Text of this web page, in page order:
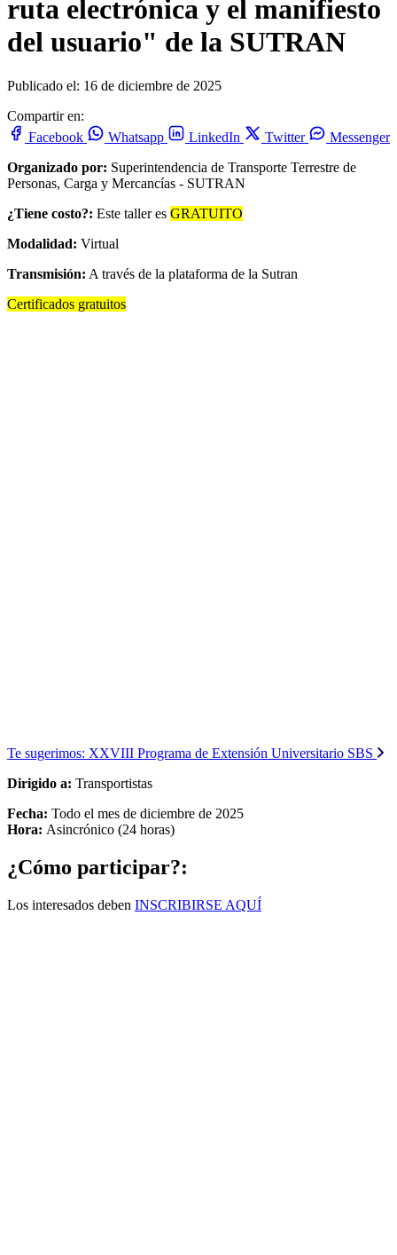
ruta electrónica y el manifiesto
del usuario" de la SUTRAN
Publicado el: 16 de diciembre de 2025
Compartir en:
Facebook
Whatsapp LinkedIn Twitter
Messenger
Organizado por: Superintendencia de Transporte Terrestre de
Personas, Carga y Mercancías - SUTRAN
¿Tiene costo?: Este taller es GRATUITO
Modalidad: Virtual
Transmisión: A través de la plataforma de la Sutran
Certificados gratuitos
Te sugerimos: XXVIII Programa de Extensión Universitario SBS
Dirigido a: Transportistas
Fecha: Todo el mes de diciembre de 2025
Hora: Asincrónico (24 horas)
¿Cómo participar?:
Los interesados deben INSCRIBIRSE AQUÍ